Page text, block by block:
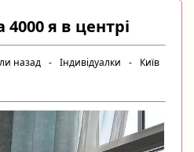
|
УКР
оголошення
я в центрі
назад - Індивідуалки -
Київ